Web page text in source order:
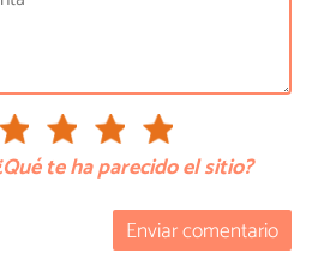
te ha parecido el sitio?
Enviar comentario